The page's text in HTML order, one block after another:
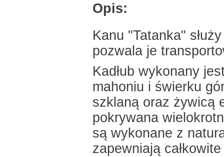
Opis:
Kanu "Tatanka"
pozwala je
Kadłub wykonany
mahoniu i świerku
szklaną oraz żywicą
pokrywana
są wykonane z
zapewniają